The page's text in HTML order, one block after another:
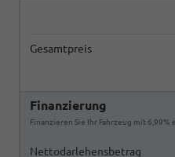
Gesamtpreis
Finanzierung
Finanzieren Sie Ihr Fahrzeug mit
Nettodarlehensbetrag